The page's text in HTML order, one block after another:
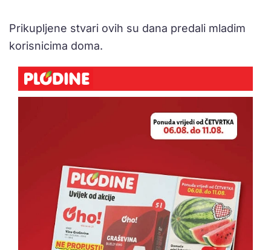
Prikupljene stvari ovih su dana predali mladim
korisnicima doma.